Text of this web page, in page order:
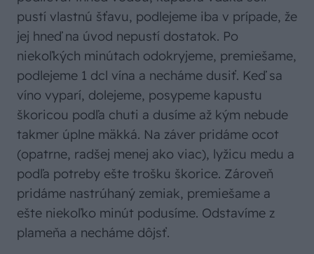
pustí vlastnú šťavu, podlejeme iba v prípade, že
jej hneď na úvod nepustí dostatok. Po
niekoľkých minútach odokryjeme, premiešame,
podlejeme 1 dcl vína a necháme dusiť. Keď sa
víno vyparí, dolejeme, posypeme kapustu
škoricou podľa chuti a dusíme až kým nebude
takmer úplne mäkká. Na záver pridáme ocot
(opatrne, radšej menej ako viac), lyžicu medu a
podľa potreby ešte trošku škorice. Zároveň
pridáme nastrúhaný zemiak, premiešame a
ešte niekoľko minút podusíme. Odstavíme z
plameňa a necháme dôjsť.